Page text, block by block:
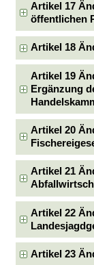
Artikel 17
öffentlichen
Artikel 18
Artikel 19
Ergänzung
Artikel 20
Artikel 21
Artikel 22
Artikel 23